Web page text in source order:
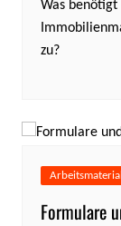
Was
zu?
Arbeitsmaterial
Formulare